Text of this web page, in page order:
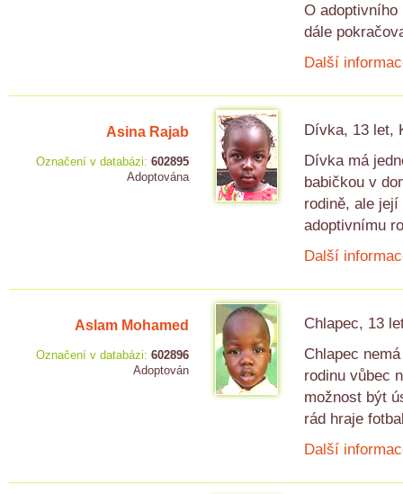
O
dále
Další
Asina Rajab
Označení v databázi: 602895
Adoptována
Dívka, 13 let,
Dívka má
babičkou v
rodině, ale
adoptivnímu
Další
Aslam Mohamed
Označení v databázi: 602896
Adoptován
Chlapec, 13
Chlapec
rodinu vůbec
možnost být
rád hraje
Další